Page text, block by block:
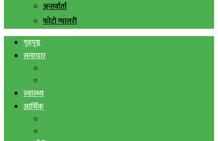
अन्तर्वार्ता
फोटो ग्यालरी
गृहपृष्ठ
समाचार
स्वास्थ्य
आर्थिक